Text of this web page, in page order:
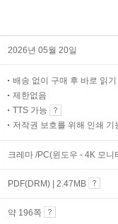
2026년 05월 20일
배송 없이 구매 후 바로 읽기
제한없음
TTS 가능
저작권 보호를 위해 인쇄 기
크레마 /PC(윈도우 - 4K 모
PDF(DRM) | 2.47MB
약 196쪽